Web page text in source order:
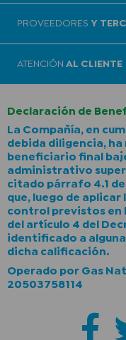
PROVEEDORES Y
ATENCIÓN AL CLIENTE
Declaración de
La Compañía, en
debida diligencia, ha
beneficiario final
administrativo
citado párrafo 4.1
que, luego de
control previstos en
del artículo 4 del
identificado a
dicha calificación.
Operado por Gas
20503758114